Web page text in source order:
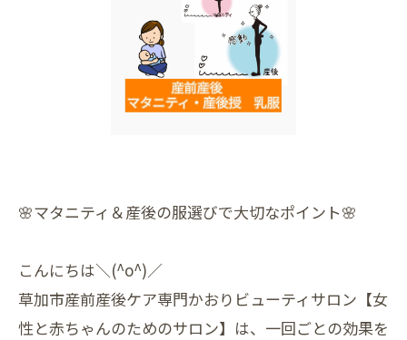
🌸マタニティ＆産後の服選びで大切なポイント🌸
こんにちは＼(^o^)／
草加市産前産後ケア専門かおりビューティサロン【女
性と赤ちゃんのためのサロン】は、一回ごとの効果を